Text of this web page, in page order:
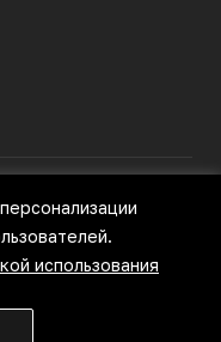
использования